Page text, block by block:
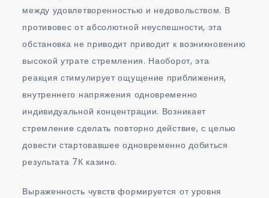
между удовлетворенностью и недовольством. В
противовес от абсолютной неуспешности, эта
обстановка не приводит приводит к возникновению
высокой утрате стремления. Наоборот, эта
реакция стимулирует ощущение приближения,
внутреннего напряжения одновременно
индивидуальной концентрации. Возникает
стремление сделать повторно действие, с целью
довести стартовавшее одновременно добиться
результата 7К казино.
Выраженность чувств формируется от уровня